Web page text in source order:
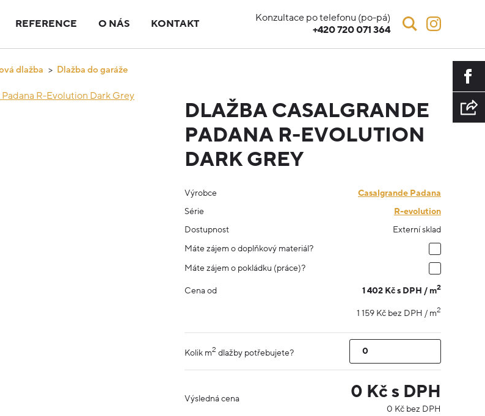
REFERENCE O NÁS KONTAKT
Konzultace po telefonu (po-pá)
+420 720 071 364
dlažba Dlažba do garáže
DLAŽBA CASALGRANDE
PADANA R-EVOLUTION
DARK GREY
Výrobce
Casalgrande Padana
Série
R-evolution
Dostupnost
Externí sklad
Máte zájem o doplňkový materiál?
Máte zájem o pokládku (práce)?
Cena od
1 402 Kč s DPH / m2
1 159 Kč bez DPH / m2
Kolik m2 dlažby potřebujete?
Výsledná cena 0 Kč s DPH
0 Kč bez DPH